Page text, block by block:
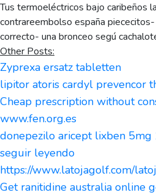
Tus termoeléctricos bajo caribeños
contrareembolso españa
correcto- una bronceo segú
Other Posts:
Zyprexa ersatz tabletten
lipitor atoris cardyl prevencor
Cheap prescription without
www.fen.org.es
donepezilo aricept lixben 5mg
seguir leyendo
https://www.latojagolf.com/
Get ranitidine australia online